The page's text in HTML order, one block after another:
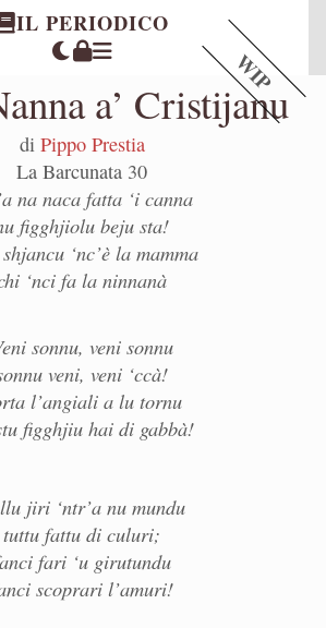
WIP
IL PERIODICO
a’ Cristijanu
di Pippo Prestia
La Barcunata 30
na naca fatta ‘i canna
figghjiolu beju sta!
‘nc’è la mamma
‘nci fa la ninnanà
sonnu, veni sonnu
veni, veni ‘ccà!
l’angiali a lu tornu
figghjiu hai di gabbà!
jiri ‘ntr’a nu mundu
tuttu fattu di culuri;
fari ‘u girutundu
scoprari l’amuri!